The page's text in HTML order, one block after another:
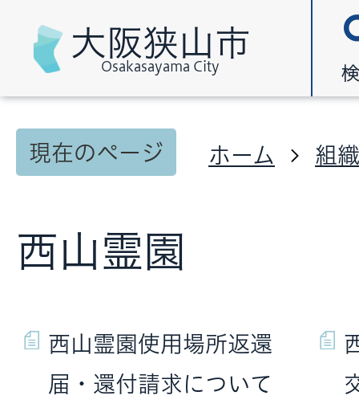
大阪狭山市
Osakasayama City
現在のページ ホーム 組
西山霊園
西山霊園使用場所返還
届・還付請求について